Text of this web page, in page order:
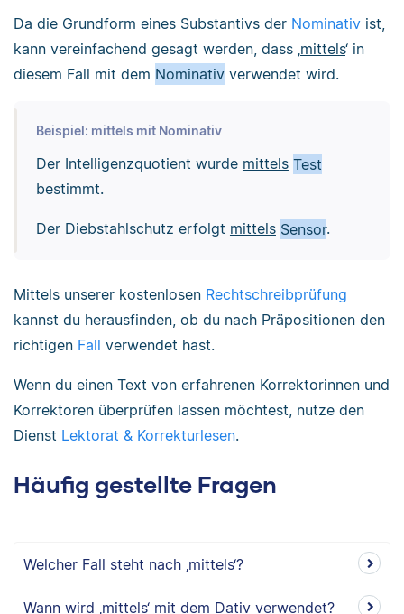
Da die Grundform eines Substantivs der Nominativ ist,
kann vereinfachend gesagt werden, dass ‚mittels‘ in
diesem Fall mit dem Nominativ verwendet wird.
Beispiel: mittels mit Nominativ
Der Intelligenzquotient wurde mittels Test
bestimmt.
Der Diebstahlschutz erfolgt mittels Sensor.
Mittels unserer kostenlosen Rechtschreibprüfung
kannst du herausfinden, ob du nach Präpositionen den
richtigen Fall verwendet hast.
Wenn du einen Text von erfahrenen Korrektorinnen und
Korrektoren überprüfen lassen möchtest, nutze den
Dienst Lektorat & Korrekturlesen.
Häufig gestellte Fragen
Welcher Fall steht nach ‚mittels‘?
Wann wird ‚mittels‘ mit dem Dativ verwendet?